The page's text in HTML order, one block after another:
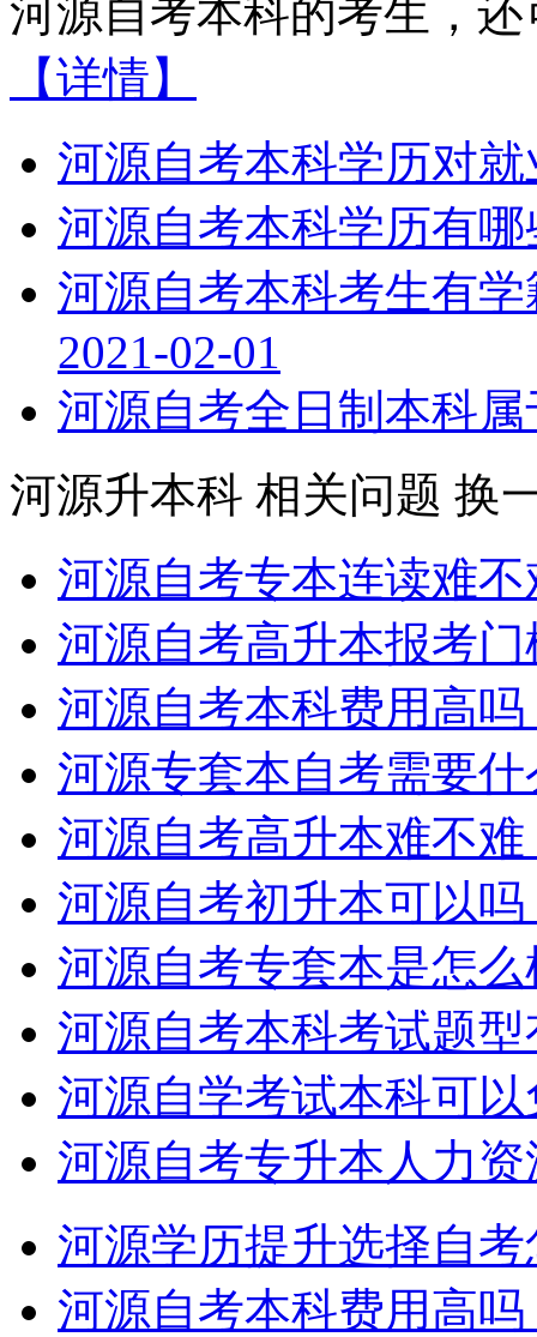
河源自考本科的考生，
【详情】
河源自考本科学历对
河源自考本科学历有
河源自考本科考生有
2021-02-01
河源自考全日制本科
河源升本科 相关问题 换
河源自考专本连读难不
河源自考高升本报考
河源自考本科费用高
河源专套本自考需要
河源自考高升本难不难
河源自考初升本可以
河源自考专套本是怎
河源自考本科考试题
河源自学考试本科可
河源自考专升本人力
河源学历提升选择自
河源自考本科费用高